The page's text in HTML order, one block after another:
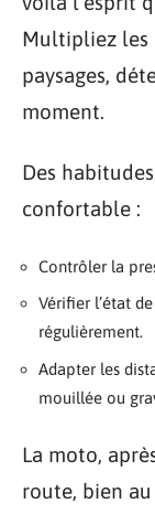
Multipliez les
paysages,
moment.
Des
confortable :
Contrôler la
Vérifier l’état
régulièrement.
Adapter les
mouillée ou
La moto,
route, bien